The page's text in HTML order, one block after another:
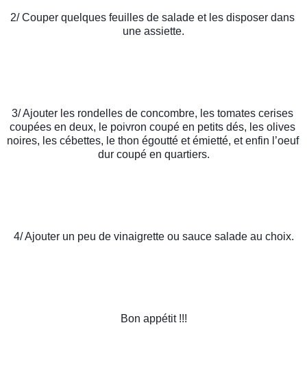
2/ Couper quelques feuilles de salade et les disposer dans
une assiette.
3/ Ajouter les rondelles de concombre, les tomates cerises
coupées en deux, le poivron coupé en petits dés, les olives
noires, les cébettes, le thon égoutté et émietté, et enfin l’oeuf
dur coupé en quartiers.
4/ Ajouter un peu de vinaigrette ou sauce salade au choix.
Bon appétit !!!